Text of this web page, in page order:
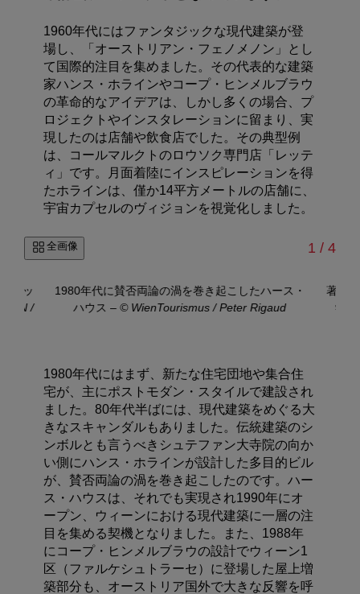
1960年代にはファンタジックな現代建築が登
場し、「オーストリアン・フェノメノン」とし
て国際的注目を集めました。その代表的な建築
家ハンス・ホラインやコープ・ヒンメルブラウ
の革命的なアイデアは、しかし多くの場合、プ
ロジェクトやインスタレーションに留まり、実
現したのは店舗や飲食店でした。その典型例
は、コールマルクトのロウソク専門店「レッテ
ィ」です。月面着陸にインスピレーションを得
たホラインは、僅か14平方メートルの店舗に、
宇宙カプセルのヴィジョンを視覚化しました。
全画像 1 // 4
ァッ
/
1980年代に賛否両論の渦を巻き起こしたハース・
ハウス –© WienTourismus / Peter Rigaud
著名
学新
1980年代にはまず、新たな住宅団地や集合住
宅が、主にポストモダン・スタイルで建設され
ました。80年代半ばには、現代建築をめぐる大
きなスキャンダルもありました。伝統建築のシ
ンボルとも言うべきシュテファン大寺院の向か
い側にハンス・ホラインが設計した多目的ビル
が、賛否両論の渦を巻き起こしたのです。ハー
ス・ハウスは、それでも実現され1990年にオ
ープン、ウィーンにおける現代建築に一層の注
目を集める契機となりました。また、1988年
にコープ・ヒンメルブラウの設計でウィーン1
区（ファルケシュトラーセ）に登場した屋上増
築部分も、オーストリア国外で大きな反響を呼